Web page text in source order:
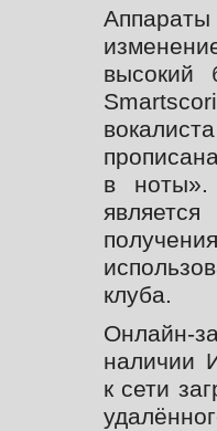
высокий
в
клуба.
Онлайн-
наличии
к сети